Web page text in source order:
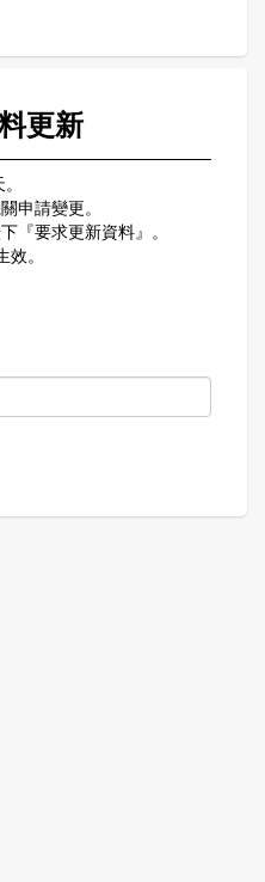
更新
申請變更。
『要求更新資料』。
。